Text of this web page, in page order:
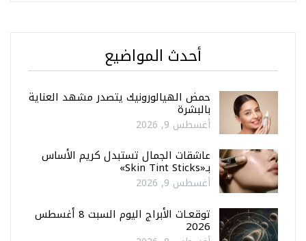
أحدث المواضيع
حمض الهيالورونيك يتصدر مشهد العناية
بالبشرة
أغسطس 9, 2026
عاشقات الجمال تستبدل كريم الأساس
بـ«Skin Tint Sticks»
أغسطس 9, 2026
توقعـات الأبراج اليوم السبت 8 أغسطس
2026